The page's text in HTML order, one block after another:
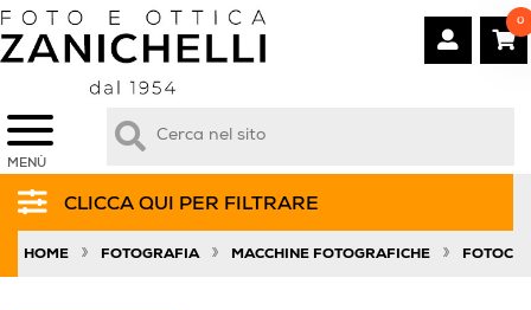
MENÙ
0
CLICCA QUI PER FILTRARE
HOME » FOTOGRAFIA » MACCHINE FOTOGRAFICHE »